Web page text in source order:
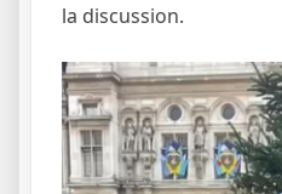
la discussion.